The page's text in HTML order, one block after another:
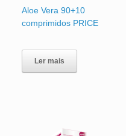
Aloe Vera 90+10
comprimidos PRICE
Ler mais